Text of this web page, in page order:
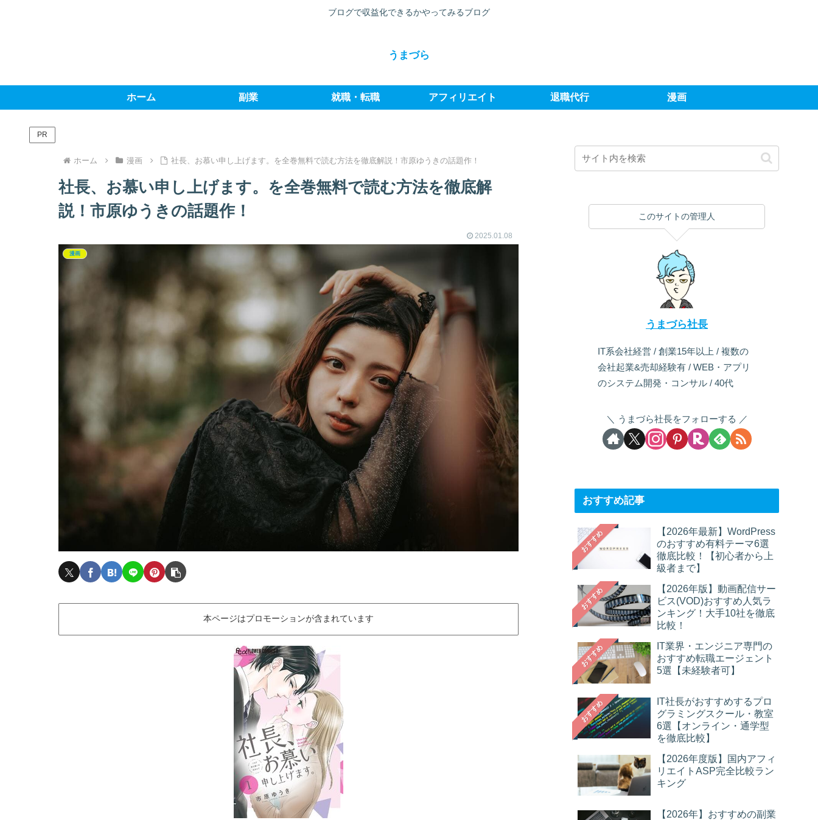
ブログで収益化できるかやってみるブログ
うまづら
ホーム 副業 就職・転職 アフィリエイト 退職代行 漫画
PR
ホーム 漫画 社長、お慕い申し上げます。を全巻無料で読む方法を徹底解説！市原ゆうきの話題作！
社長、お慕い申し上げます。を全巻無料で読む方法を徹底解
説！市原ゆうきの話題作！
2025.01.08
漫画
本ページはプロモーションが含まれています
このサイトの管理人
うまづら社長
IT系会社経営 / 創業15年以上 / 複数の
会社起業&売却経験有 / WEB・アプリ
のシステム開発・コンサル / 40代
うまづら社長をフォローする
おすすめ記事
おすすめ
【2026年最新】WordPress
のおすすめ有料テーマ6選
徹底比較！【初心者から上
級者まで】
おすすめ
【2026年版】動画配信サー
ビス(VOD)おすすめ人気ラ
ンキング！大手10社を徹底
比較！
おすすめ
IT業界・エンジニア専門の
おすすめ転職エージェント
5選【未経験者可】
おすすめ
IT社長がおすすめするプロ
グラミングスクール・教室
6選【オンライン・通学型
を徹底比較】
【2026年度版】国内アフィ
リエイトASP完全比較ラン
キング
【2026年】おすすめの副業